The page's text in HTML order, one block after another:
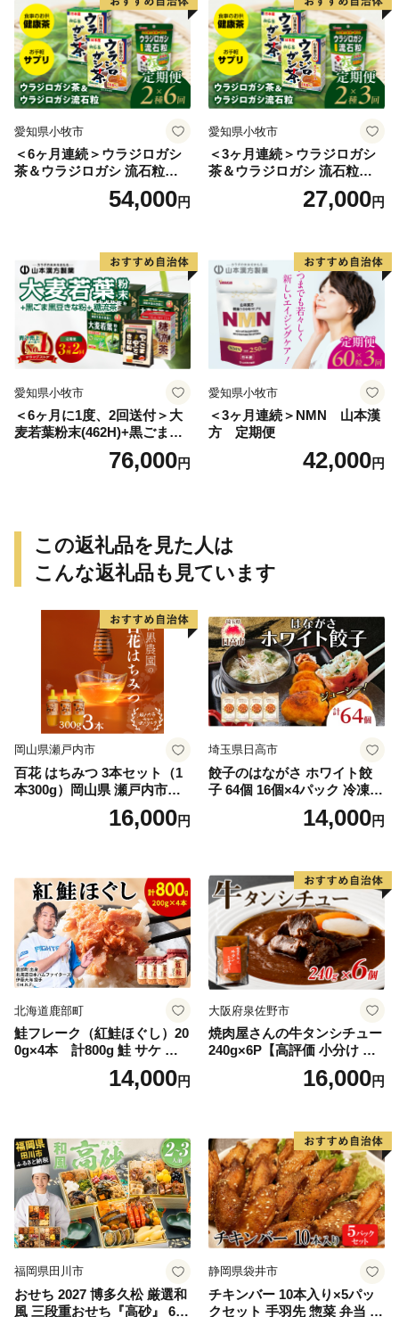
愛知県小牧市
＜6ヶ月連続＞ウラジロガシ
茶＆ウラジロガシ 流石粒
山本漢方 定期便54,000円
愛知県小牧市
＜3ヶ月連続＞ウラジロガシ
茶＆ウラジロガシ 流石粒
山本漢方 定期便27,000円
愛知県小牧市
＜6ヶ月に1度、2回送付＞大
麦若葉粉末(462H)+黒ごま黒
豆きな粉+ 糖流茶 山本漢
76,000円
愛知県小牧市
＜3ヶ月連続＞NMN 山本漢
方 定期便
42,000円
この返礼品を見た人は
こんな返礼品も見ています
岡山県瀬戸内市
百花 はちみつ 3本セット（1
本300g）岡山県 瀬戸内市産
石黒農園 ヨーグルト パン 砂
糖の代わり 香り高い いい香
16,000円
埼玉県日高市
餃子のはながさ ホワイト餃
子 64個 16個×4パック 冷凍
中華 点心 B級グルメ ご当地
野菜 おつまみ おかず 簡単調
ー ギフト お取り寄せ 日高市
14,000円
北海道鹿部町
鮭フレーク（紅鮭ほぐし）20
0g×4本 計800g 鮭 サケ 鮭
ほぐし サケフレーク シャケ
フレーク 鮭フレーク14,000円
大阪府泉佐野市
焼肉屋さんの牛タンシチュー
240g×6P【高評価 小分け 惣
菜 牛たん 一人暮らし 冷凍】
16,000円
福岡県田川市
おせち 2027 博多久松 厳選和
風 三段重おせち『高砂』 6.5
静岡県袋井市
チキンバー 10本入り×5パッ
クセット 手羽先 惣菜 弁当 お